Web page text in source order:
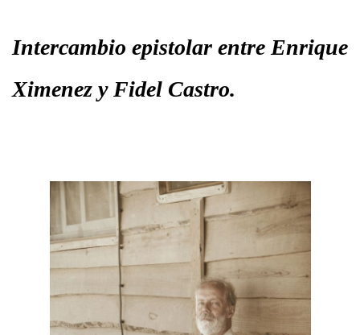
Intercambio epistolar entre Enrique
Ximenez y Fidel Castro.